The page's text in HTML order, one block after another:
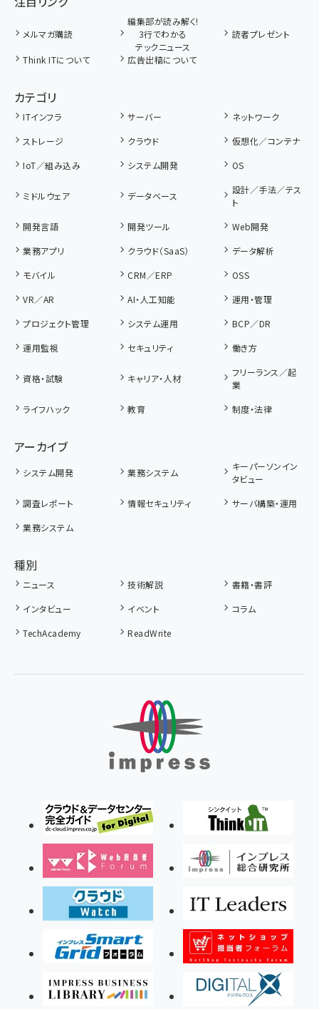
メルマガ購読
編集部が読み解く!
3行でわかる
テックニュース
読者プレゼント
Think ITについて 広告出稿について
カテゴリ
ITインフラ サーバー
ネットワーク
ストレージ
クラウド
仮想化／コンテナ
IoT／組み込み
システム開発 OS
ミドルウェア データベース
設計／手法／テス
ト
開発言語
開発ツール
Web開発
業務アプリ
クラウド（SaaS）
データ解析
モバイル
CRM／ERP
OSS
VR／AR
AI・人工知能
運用・管理
プロジェクト管理
システム運用
BCP／DR
運用監視
セキュリティ 働き方
資格・試験 キャリア・人材
フリーランス／起
業
ライフハック
教育 制度・法律
アーカイブ
システム開発 業務システム
キーパーソンイン
タビュー
調査レポート
情報セキュリティ
サーバ構築・運用
業務システム
種別
ニュース 技術解説
書籍・書評
インタビュー
イベント
コラム
TechAcademy
ReadWrite